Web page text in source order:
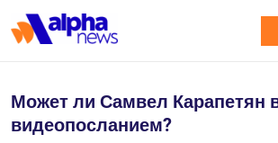
Может ли Самвел Карапетян
видеопосланием?